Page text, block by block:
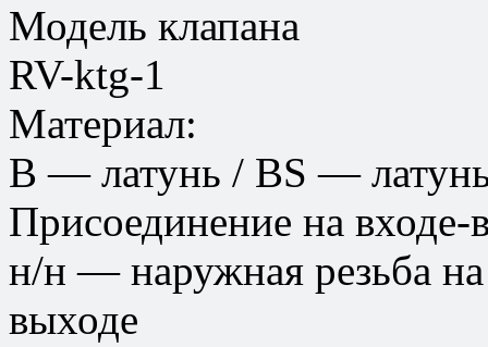
Модель клапана
RV-ktg-1
Материал:
В — латунь / BS —
Присоединение на входе-
н/н — наружная резьба
выходе